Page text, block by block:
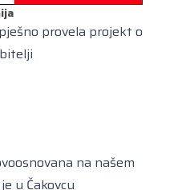
regija
provela projekt o
na našem
u Čakovcu